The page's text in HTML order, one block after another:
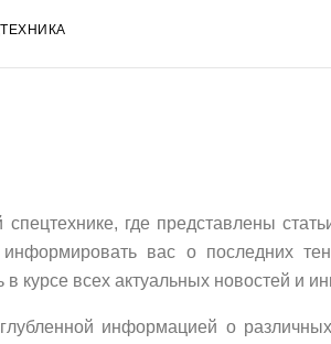
где представлены
вас о последних
курсе всех актуальных новостей и
информацией о